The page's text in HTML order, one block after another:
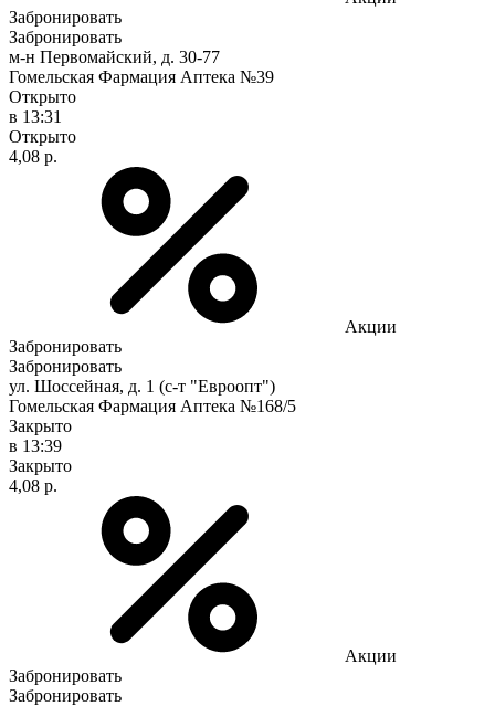
Забронировать
Забронировать
м-н Первомайский, д. 30-77
Гомельская Фармация Аптека №39
Открыто
в 13:31
Открыто
4,08 р.
Акции
Забронировать
Забронировать
ул. Шоссейная, д. 1 (с-т "Евроопт")
Гомельская Фармация Аптека №168/5
Закрыто
в 13:39
Закрыто
4,08 р.
Акции
Забронировать
Забронировать